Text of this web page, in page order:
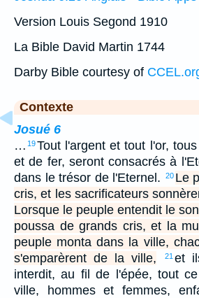
Version Louis Segond 1910
La Bible David Martin 1744
Darby Bible courtesy of
Contexte
Josué 6
… 19Tout l'argent et tout l'or,
et de fer, seront consacrés à
dans le trésor de l'Eternel.
20 Le
cris, et les sacrificateurs
Lorsque le peuple entendit le
poussa de grands cris, et la
peuple monta dans la ville,
s'emparèrent de la ville,
21 et
interdit, au fil de l'épée, tout
ville, hommes et femmes,